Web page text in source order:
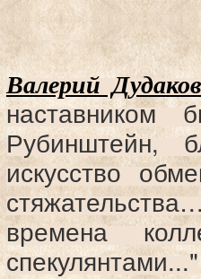
Валерий
наставником
Рубинштейн,
искусство
времена
спекулянтами..."